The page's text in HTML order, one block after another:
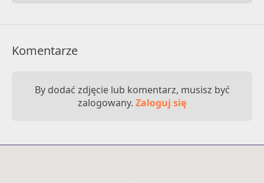
Komentarze
By dodać zdjęcie lub komentarz, musisz być
zalogowany. Zaloguj się